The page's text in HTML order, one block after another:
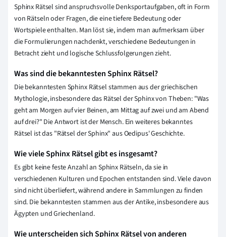
Sphinx Rätsel sind anspruchsvolle Denksportaufgaben, oft in Form
von Rätseln oder Fragen, die eine tiefere Bedeutung oder
Wortspiele enthalten. Man löst sie, indem man aufmerksam über
die Formulierungen nachdenkt, verschiedene Bedeutungen in
Betracht zieht und logische Schlussfolgerungen zieht.
Was sind die bekanntesten Sphinx Rätsel?
Die bekanntesten Sphinx Rätsel stammen aus der griechischen
Mythologie, insbesondere das Rätsel der Sphinx von Theben: "Was
geht am Morgen auf vier Beinen, am Mittag auf zwei und am Abend
auf drei?" Die Antwort ist der Mensch. Ein weiteres bekanntes
Rätsel ist das "Rätsel der Sphinx" aus Oedipus' Geschichte.
Wie viele Sphinx Rätsel gibt es insgesamt?
Es gibt keine feste Anzahl an Sphinx Rätseln, da sie in
verschiedenen Kulturen und Epochen entstanden sind. Viele davon
sind nicht überliefert, während andere in Sammlungen zu finden
sind. Die bekanntesten stammen aus der Antike, insbesondere aus
Ägypten und Griechenland.
Wie unterscheiden sich Sphinx Rätsel von anderen